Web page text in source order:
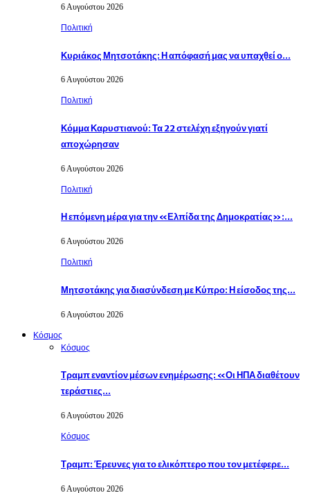
6 Αυγούστου 2026
Πολιτική
Κυριάκος Μητσοτάκης: Η απόφασή μας να υπαχθεί ο…
6 Αυγούστου 2026
Πολιτική
Κόμμα Καρυστιανού: Τα 22 στελέχη εξηγούν γιατί
αποχώρησαν
6 Αυγούστου 2026
Πολιτική
Η επόμενη μέρα για την «Ελπίδα της Δημοκρατίας»:…
6 Αυγούστου 2026
Πολιτική
Μητσοτάκης για διασύνδεση με Κύπρο: Η είσοδος της…
6 Αυγούστου 2026
Κόσμος
Κόσμος
Τραμπ εναντίον μέσων ενημέρωσης: «Οι ΗΠΑ διαθέτουν
τεράστιες…
6 Αυγούστου 2026
Κόσμος
Τραμπ: Έρευνες για το ελικόπτερο που τον μετέφερε…
6 Αυγούστου 2026